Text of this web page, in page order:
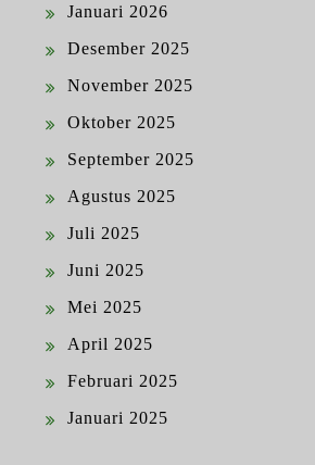
Januari 2026
Desember 2025
November 2025
Oktober 2025
September 2025
Agustus 2025
Juli 2025
Juni 2025
Mei 2025
April 2025
Februari 2025
Januari 2025